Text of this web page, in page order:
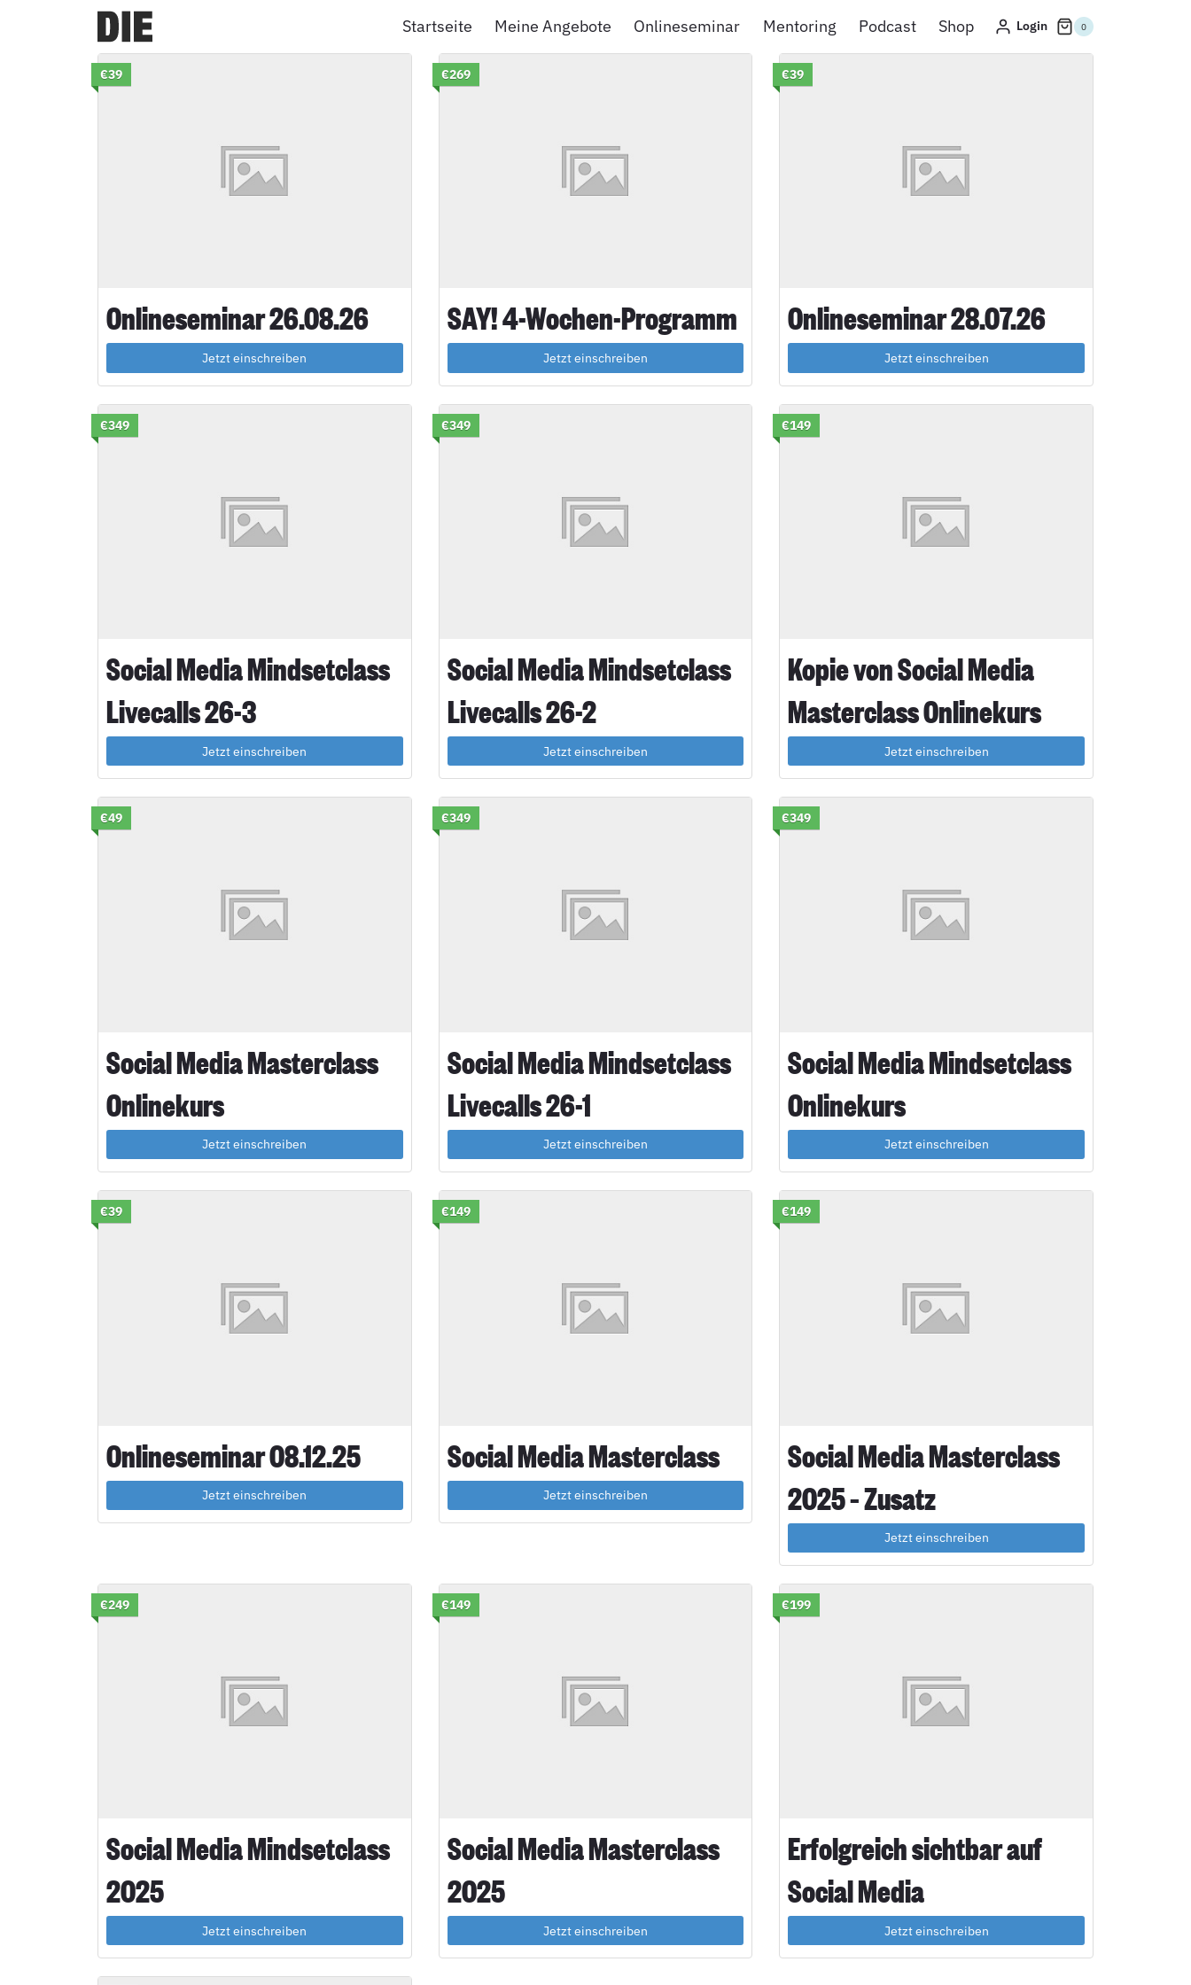
Startseite Meine Angebote Onlineseminar Mentoring Podcast Shop Login 0
€39
Onlineseminar 26.08.26
Jetzt einschreiben
€269
SAY! 4-Wochen-Programm
Jetzt einschreiben
€39
Onlineseminar 28.07.26
Jetzt einschreiben
€349
Social Media Mindsetclass
Livecalls 26-3
Jetzt einschreiben
€349
Social Media Mindsetclass
Livecalls 26-2
Jetzt einschreiben
€149
Kopie von Social Media
Masterclass Onlinekurs
Jetzt einschreiben
€49
Social Media Masterclass
Onlinekurs
Jetzt einschreiben
€349
Social Media Mindsetclass
Livecalls 26-1
Jetzt einschreiben
€349
Social Media Mindsetclass
Onlinekurs
Jetzt einschreiben
€39
Onlineseminar 08.12.25
Jetzt einschreiben
€149
Social Media Masterclass
Jetzt einschreiben
€149
Social Media Masterclass
2025 – Zusatz
Jetzt einschreiben
€249
Social Media Mindsetclass
2025
Jetzt einschreiben
€149
Social Media Masterclass
2025
Jetzt einschreiben
€199
Erfolgreich sichtbar auf
Social Media
Jetzt einschreiben